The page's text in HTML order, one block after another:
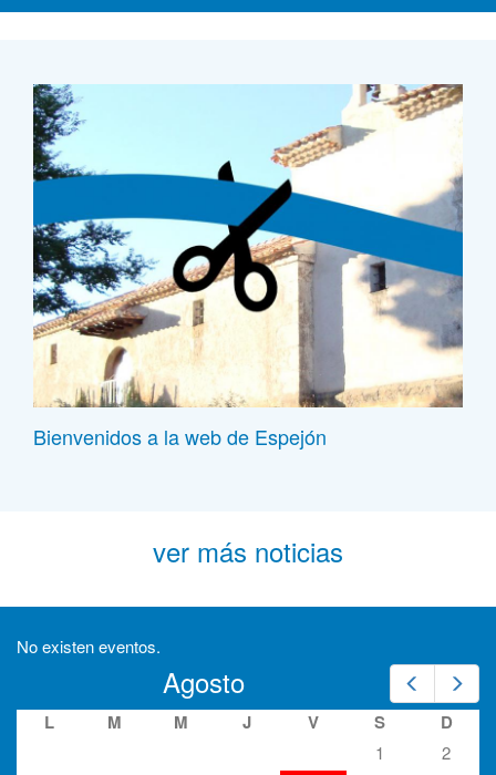
Bienvenidos a la web de Espejón
ver más noticias
No existen eventos.
Prev
Agosto
L M M J V S D
1
2